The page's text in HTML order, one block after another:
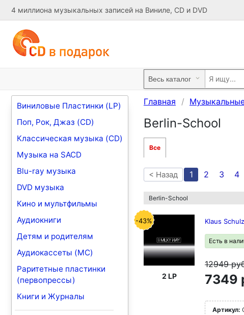
4 миллиона музыкальных записей на Виниле, CD и DVD
Виниловые Пластинки (LP)
Поп, Рок, Джаз (CD)
Классическая музыка (CD)
Музыка на SACD
Blu-ray музыка
DVD музыка
Кино и мультфильмы
Аудиокниги
Детям и родителям
Аудиокассеты (MC)
Раритетные пластинки
(первопрессы)
Книги и Журналы
Главная
Berlin-School
Все
< Назад 1 2 3 4
Berlin-School
-43%
2 LP
Klaus
Есть в
12949
7349
Артикул: